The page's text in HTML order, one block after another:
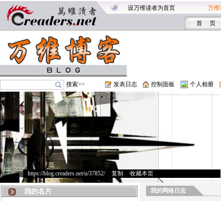
设万维读者为首页 万维
首 页
搜索>> 发表日志 控制面板 个人相册
https://blog.creaders.net/u/37852/> 复制 收藏本页
我的名片 我的网络日志